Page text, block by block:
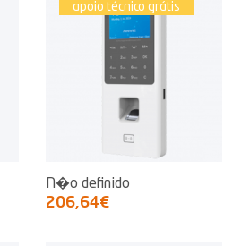
apoio técnico grátis
N�o definido
206,64€